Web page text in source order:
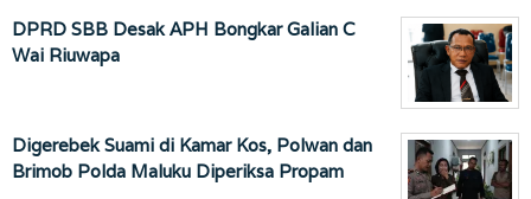
DPRD SBB Desak APH Bongkar Galian C
Wai Riuwapa
Digerebek Suami di Kamar Kos, Polwan dan
Brimob Polda Maluku Diperiksa Propam